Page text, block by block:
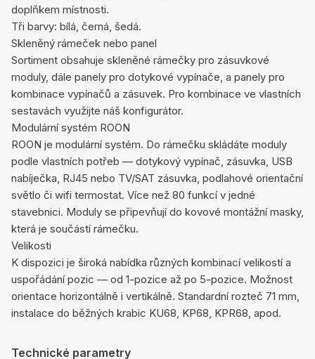
doplňkem místnosti.
Tři barvy: bílá, černá, šedá.
Skleněný rámeček nebo panel
Sortiment obsahuje skleněné rámečky pro zásuvkové
moduly, dále panely pro dotykové vypínače, a panely pro
kombinace vypínačů a zásuvek. Pro kombinace ve vlastních
sestavách využijte náš konfigurátor.
Modulární systém ROON
ROON je modulární systém. Do rámečku skládáte moduly
podle vlastních potřeb — dotykový vypínač, zásuvka, USB
nabíječka, RJ45 nebo TV/SAT zásuvka, podlahové orientační
světlo či wifi termostat. Více než 80 funkcí v jedné
stavebnici. Moduly se připevňují do kovové montážní masky,
která je součástí rámečku.
Velikosti
K dispozici je široká nabídka různých kombinací velikostí a
uspořádání pozic — od 1-pozice až po 5-pozice. Možnost
orientace horizontálně i vertikálně. Standardní rozteč 71 mm,
instalace do běžných krabic KU68, KP68, KPR68, apod.
Technické parametry